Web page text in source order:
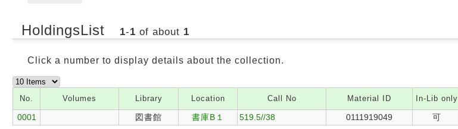
HoldingsList 1-1 of about 1
Click a number to display details about the collection.
No. Volumes Library Location Call No Material ID In-Lib only
0001 図書館 書庫B１ 519.5//38 0111919049 可